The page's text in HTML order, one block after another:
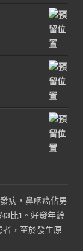
病，鼻咽癌佔男
3比1。好發年齡
，至於發生原